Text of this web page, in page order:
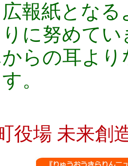
報紙とな
に努めて
らの耳よ
。
役場 未来創